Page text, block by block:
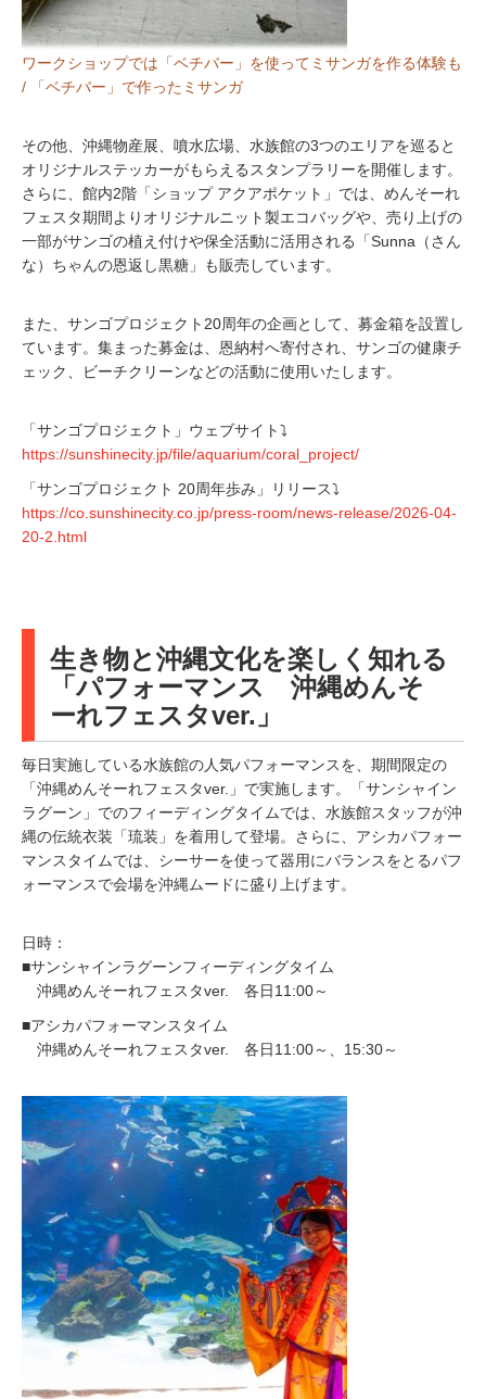
ワークショップでは「ベチバー」を使ってミサンガを作る体験も
/ 「ベチバー」で作ったミサンガ
その他、沖縄物産展、噴水広場、水族館の3つのエリアを巡ると
オリジナルステッカーがもらえるスタンプラリーを開催します。
さらに、館内2階「ショップ アクアポケット」では、めんそーれ
フェスタ期間よりオリジナルニット製エコバッグや、売り上げの
一部がサンゴの植え付けや保全活動に活用される「Sunna（さん
な）ちゃんの恩返し黒糖」も販売しています。
また、サンゴプロジェクト20周年の企画として、募金箱を設置し
ています。集まった募金は、恩納村へ寄付され、サンゴの健康チ
ェック、ビーチクリーンなどの活動に使用いたします。
「サンゴプロジェクト」ウェブサイト⤵
https://sunshinecity.jp/file/aquarium/coral_project/
「サンゴプロジェクト 20周年歩み」リリース⤵
https://co.sunshinecity.co.jp/press-room/news-release/2026-04-
20-2.html
生き物と沖縄文化を楽しく知れる
「パフォーマンス 沖縄めんそ
ーれフェスタver.」
毎日実施している水族館の人気パフォーマンスを、期間限定の
「沖縄めんそーれフェスタver.」で実施します。「サンシャイン
ラグーン」でのフィーディングタイムでは、水族館スタッフが沖
縄の伝統衣装「琉装」を着用して登場。さらに、アシカパフォー
マンスタイムでは、シーサーを使って器用にバランスをとるパフ
ォーマンスで会場を沖縄ムードに盛り上げます。
日時：
■サンシャインラグーンフィーディングタイム
沖縄めんそーれフェスタver. 各日11:00～
■アシカパフォーマンスタイム
沖縄めんそーれフェスタver. 各日11:00～、15:30～